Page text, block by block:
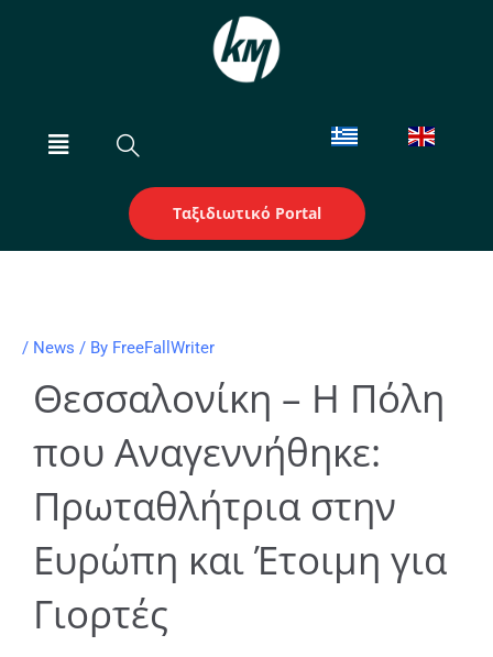
Menu
Ταξιδιωτικό Portal
/ News / By FreeFallWriter
Θεσσαλονίκη – Η Πόλη
που Αναγεννήθηκε:
Πρωταθλήτρια στην
Ευρώπη και Έτοιμη για
Γιορτές